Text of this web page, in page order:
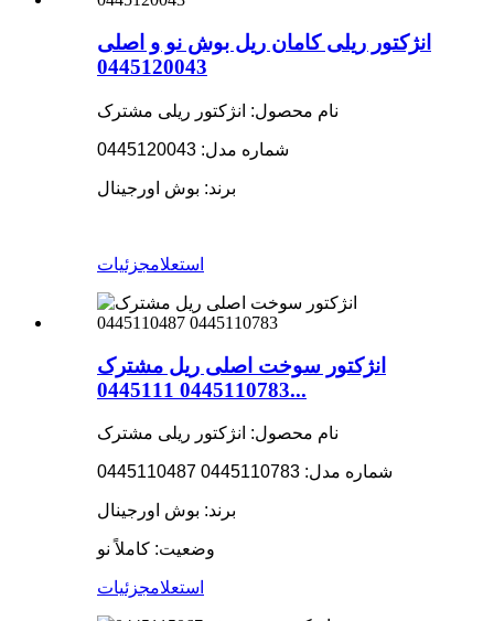
انژکتور ریلی کامان ریل بوش نو و اصلی
0445120043
نام محصول: انژکتور ریلی مشترک
شماره مدل: 0445120043
برند: بوش اورجینال
استعلامجزئیات
انژکتور سوخت اصلی ریل مشترک
0445110783 0445111...
نام محصول: انژکتور ریلی مشترک
شماره مدل: 0445110783 0445110487
برند: بوش اورجینال
وضعیت: کاملاً نو
استعلامجزئیات